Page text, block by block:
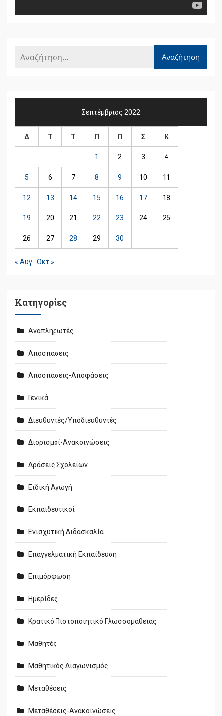
Σεπτέμβριος 2022
Δ Τ Τ Π Π Σ Κ
1 2 3 4
5 6 7 8 9 10 11
12 13 14 15 16 17 18
19 20 21 22 23 24 25
26 27 28 29 30
« Αυγ Οκτ »
Kατηγορίες
Αναπληρωτές
Αποσπάσεις
Αποσπάσεις-Αποφάσεις
Γενικά
Διευθυντές/Υποδιευθυντές
Διορισμοί-Ανακοινώσεις
Δράσεις Σχολείων
Ειδική Αγωγή
Εκπαιδευτικοί
Ενισχυτική Διδασκαλία
Επαγγελματική Εκπαίδευση
Επιμόρφωση
Ημερίδες
Κρατικό Πιστοποιητικό Γλωσσομάθειας
Μαθητές
Μαθητικός Διαγωνισμός
Μεταθέσεις
Μεταθέσεις-Ανακοινώσεις